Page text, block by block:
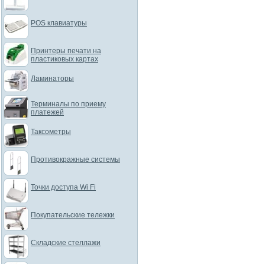
POS клавиатуры
Принтеры печати на
пластиковых картах
Ламинаторы
Терминалы по приему
платежей
Таксометры
Противокражные системы
Точки доступа Wi Fi
Покупательские тележки
Складские стеллажи